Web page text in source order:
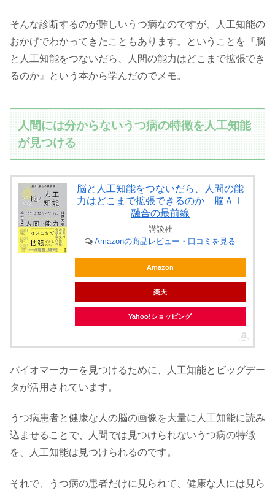
そんな診断するのが難しいうつ病なのですが、人工知能の
おかげでわかってきたこともあります。ということを『脳
と人工知能をつないだら、人間の能力はどこまで拡張でき
るのか』という本から学んだのでメモ。
人間には分からないうつ病の特徴を人工知能
が見つける
脳と人工知能をつないだら、人間の能
力はどこまで拡張できるのか 脳ＡＩ
融合の最前線
講談社
Amazonの商品レビュー・口コミを見る
Amazon
楽天
Yahoo!ショッピング
バイオマーカーを見つけるために、人工知能とビッグデー
タが活用されています。
うつ病患者と健康な人の脳の画像を大量に人工知能に読み
込ませることで、人間では見つけられないうつ病の特徴
を、人工知能は見つけられるのです。
それで、うつ病の患者だけに見られて、健康な人には見ら